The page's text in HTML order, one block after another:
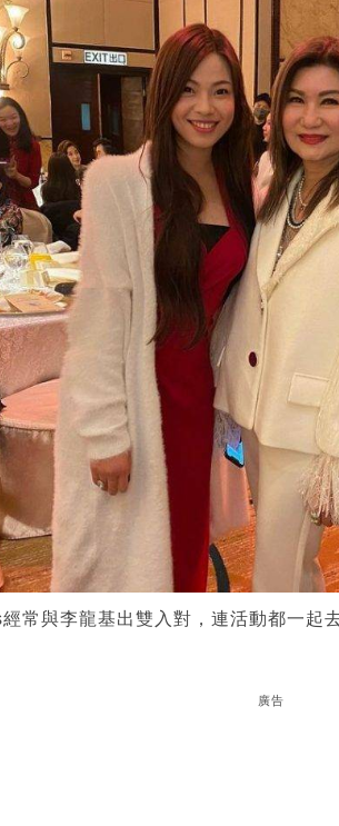
經常與李龍基出雙入對，連活動都一起
廣告